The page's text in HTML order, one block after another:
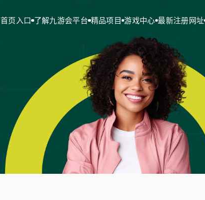
首页入口 了解九游会平台 精品项目 游戏中心 最新注册网址